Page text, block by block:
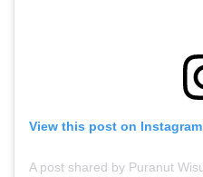
View this post on Instagram